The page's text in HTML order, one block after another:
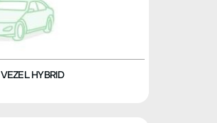
VEZEL HYBRID